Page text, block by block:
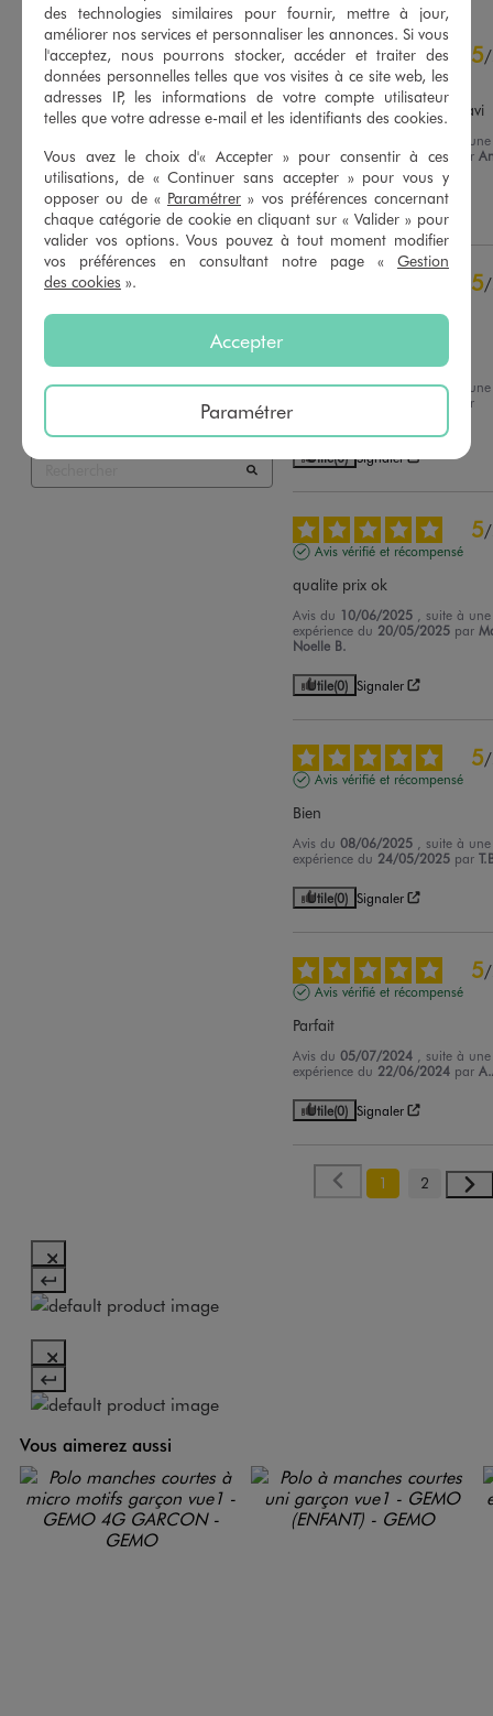
5 5
Basé sur8 avis soumis à un
contrôle
Voir tous les avis sur ce site
5étoiles
8
4étoiles
0
3étoiles
2étoiles
0
0
Trier les avis
5/
Avis vérifié et récompensé
Super joli mon fils en est ravi
, suite à une
expérience du27/08/2025 par
B.
Utile Signaler
5/
Avis du10/07/2025 , suite à une
par
Utile(0) Signaler
5/
Avis vérifié et récompensé
qualite prix ok
Avis du 10/06/2025
, suite à une
expérience du 20/05/2025 par
Noelle B.
Utile(0) Signaler
5/
Avis vérifié et récompensé
Bien
Avis du08/06/2025
, suite à une
expérience du 24/05/2025 par
Utile(0) Signaler
5/
Avis vérifié et récompensé
Parfait
Avis du05/07/2024
, suite à une
expérience du 22/06/2024 par
Utile(0) Signaler
1 2
Vous aimerez aussi
des technologies similaires pour fournir, mettre à jour,
améliorer nos services et personnaliser les annonces. Si vous
l'acceptez, nous pourrons stocker, accéder et traiter des
données personnelles telles que vos visites à ce site web, les
adresses IP, les informations de votre compte utilisateur
telles que votre adresse e-mail et les identifiants des cookies.
Vous avez le choix d'« Accepter » pour consentir à ces
utilisations, de « Continuer sans accepter » pour vous y
opposer ou de « Paramétrer » vos préférences concernant
chaque catégorie de cookie en cliquant sur « Valider » pour
valider vos options. Vous pouvez à tout moment modifier
vos préférences en consultant notre page « Gestion
des cookies ».
Accepter
Paramétrer